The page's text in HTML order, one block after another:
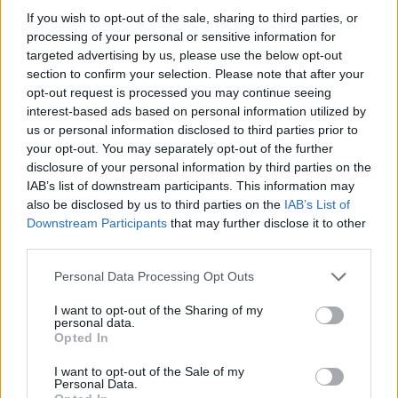
If you wish to opt-out of the sale, sharing to third parties, or
processing of your personal or sensitive information for
targeted advertising by us, please use the below opt-out
section to confirm your selection. Please note that after your
opt-out request is processed you may continue seeing
interest-based ads based on personal information utilized by
us or personal information disclosed to third parties prior to
your opt-out. You may separately opt-out of the further
disclosure of your personal information by third parties on the
IAB’s list of downstream participants. This information may
also be disclosed by us to third parties on the IAB’s List of
Downstream Participants that may further disclose it to other
Personal Data Processing Opt Outs
I want to opt-out of the Sharing of my
personal data.
Opted In
I want to opt-out of the Sale of my
Personal Data.
1894, obra del arquitecto Juan Bautista Lázaro de
Diego. Unos metros más adelante se sitúa el Casón;
construido en 1863 ha tenido diversos usos a través de
los años, albergando en la actualidad el centro de
interpretación del Parque Natural Tajo Internacional y
un museo etnográfico donde se puede visitar una
exposición permanente que muestra el modo de vida
tradicional en la Raya, tal y como se denomina al
territorio delimitado por esa frontera imaginaria que
engloba tierras y gentes de ambos países con una
cultura común.
250 metros con la etapa 43 del GR-113 Camino
Natural del Tajo, que abandona para tomar primero la
calleja del Calderón y después el camino de la Narcisa.
El descenso se hace más pronunciado convirtiéndose